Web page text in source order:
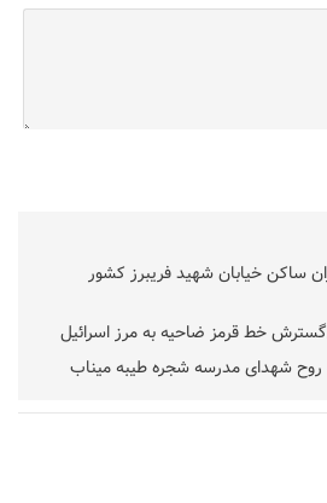
ساکن خیابان شهید فریبرز کشور
خط قرمز ضاحیه به مرز اسرائیل
روح شهدای مدرسه شجره طیبه میناب